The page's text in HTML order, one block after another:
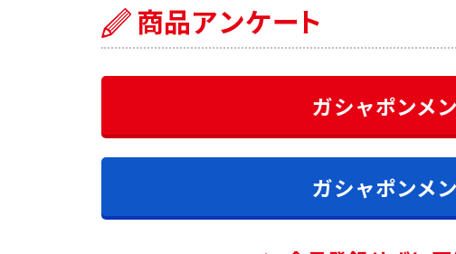
ガシャポンメ
ガシャポンメ